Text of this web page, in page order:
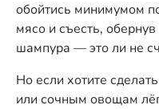
обойтись минимумом
мясо и съесть,
шампура — это ли не
Но если хотите
или сочным овощам